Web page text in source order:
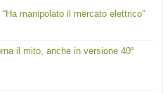
manipolato il mercato elettrico”
il mito, anche in versione 40°